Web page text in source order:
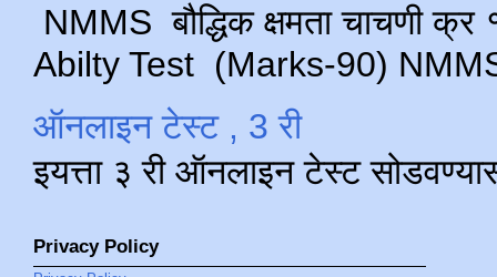
NMMS बौद्धिक क्षमता चाचणी
Abilty Test (Marks-90) NMMS
ऑनलाइन टेस्ट , 3 री
इयत्ता ३ री ऑनलाइन टेस्ट
Privacy Policy